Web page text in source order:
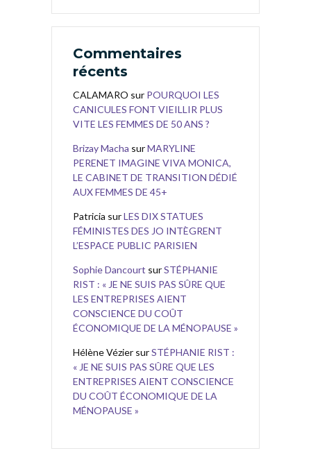
Commentaires
récents
CALAMARO sur POURQUOI LES
CANICULES FONT VIEILLIR PLUS
VITE LES FEMMES DE 50 ANS ?
Brizay Macha surMARYLINE
PERENET IMAGINE VIVA MONICA,
LE CABINET DE TRANSITION DÉDIÉ
AUX FEMMES DE 45+
Patricia surLES DIX STATUES
FÉMINISTES DES JO INTÈGRENT
L’ESPACE PUBLIC PARISIEN
Sophie Dancourt surSTÉPHANIE
RIST : « JE NE SUIS PAS SÛRE QUE
LES ENTREPRISES AIENT
CONSCIENCE DU COÛT
ÉCONOMIQUE DE LA MÉNOPAUSE »
Hélène Vézier surSTÉPHANIE RIST :
« JE NE SUIS PAS SÛRE QUE LES
ENTREPRISES AIENT CONSCIENCE
DU COÛT ÉCONOMIQUE DE LA
MÉNOPAUSE »